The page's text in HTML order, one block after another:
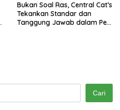
Bukan Soal Ras, Central Cat’s
Tekankan Standar dan
Tanggung Jawab dalam Pet
Cari